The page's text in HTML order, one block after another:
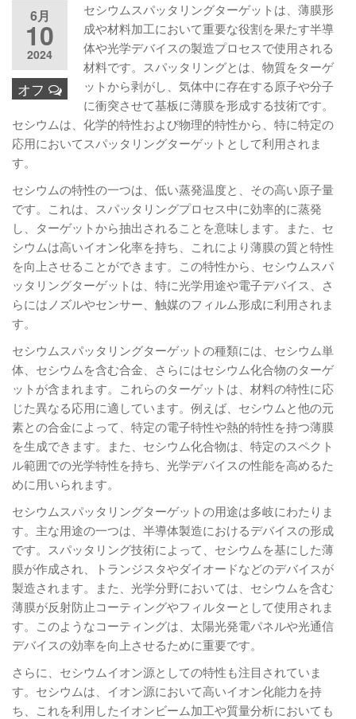
6月
10
2024
オフ
セシウムスパッタリングターゲットは、薄膜形
成や材料加工において重要な役割を果たす半導
体や光学デバイスの製造プロセスで使用される
材料です。スパッタリングとは、物質をターゲ
ットから剥がし、気体中に存在する原子や分子
に衝突させて基板に薄膜を形成する技術です。
セシウムは、化学的特性および物理的特性から、特に特定の
応用においてスパッタリングターゲットとして利用されま
す。
セシウムの特性の一つは、低い蒸発温度と、その高い原子量
です。これは、スパッタリングプロセス中に効率的に蒸発
し、ターゲットから抽出されることを意味します。また、セ
シウムは高いイオン化率を持ち、これにより薄膜の質と特性
を向上させることができます。この特性から、セシウムスパ
ッタリングターゲットは、特に光学用途や電子デバイス、さ
らにはノズルやセンサー、触媒のフィルム形成に利用されま
す。
セシウムスパッタリングターゲットの種類には、セシウム単
体、セシウムを含む合金、さらにはセシウム化合物のターゲ
ットが含まれます。これらのターゲットは、材料の特性に応
じた異なる応用に適しています。例えば、セシウムと他の元
素との合金によって、特定の電子特性や熱的特性を持つ薄膜
を生成できます。また、セシウム化合物は、特定のスペクト
ル範囲での光学特性を持ち、光学デバイスの性能を高めるた
めに用いられます。
セシウムスパッタリングターゲットの用途は多岐にわたりま
す。主な用途の一つは、半導体製造におけるデバイスの形成
です。スパッタリング技術によって、セシウムを基にした薄
膜が作成され、トランジスタやダイオードなどのデバイスが
製造されます。また、光学分野においては、セシウムを含む
薄膜が反射防止コーティングやフィルターとして使用されま
す。このようなコーティングは、太陽光発電パネルや光通信
デバイスの効率を向上させるために重要です。
さらに、セシウムイオン源としての特性も注目されていま
す。セシウムは、イオン源において高いイオン化能力を持
ち、これを利用したイオンビーム加工や質量分析においても